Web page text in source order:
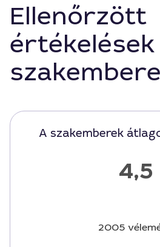
Ellenőrzött
értékelések
A szakemberek
4,5
2005